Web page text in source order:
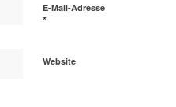
E-Mail-Adresse
*
Website